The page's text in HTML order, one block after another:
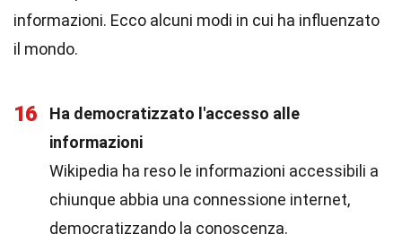
informazioni. Ecco alcuni modi in cui ha influenzato
il mondo.
16
Ha democratizzato l'accesso alle
informazioni
Wikipedia ha reso le informazioni accessibili a
chiunque abbia una connessione internet,
democratizzando la conoscenza.